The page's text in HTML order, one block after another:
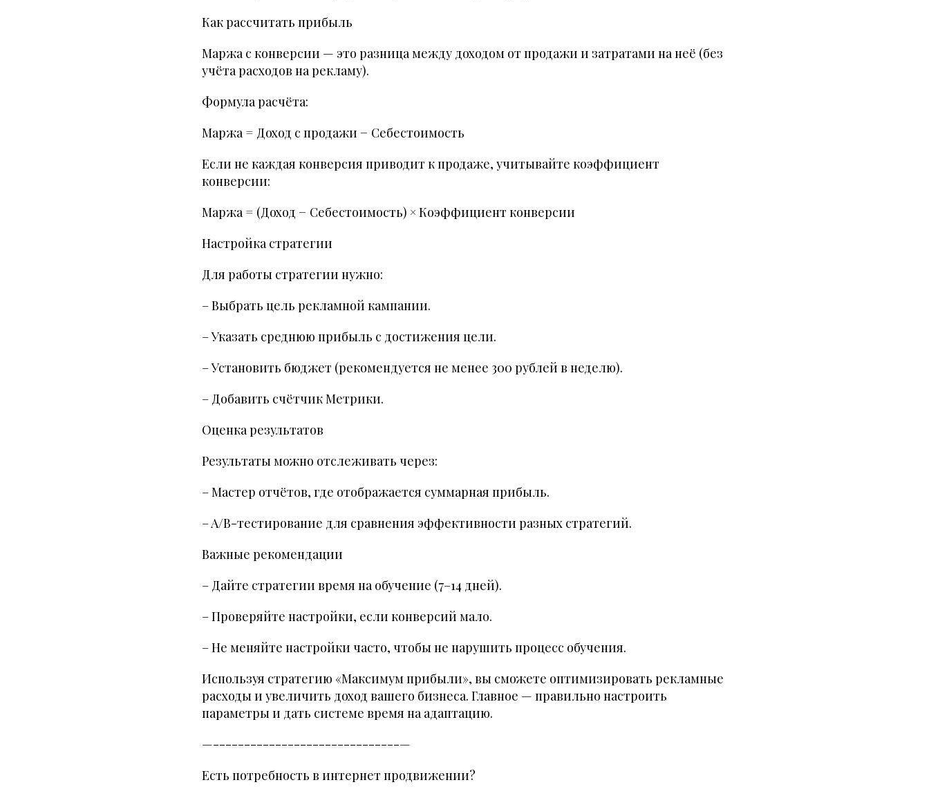
Как рассчитать прибыль
Маржа с конверсии — это разница между доходом от продажи и затратами на неё (без
учёта расходов на рекламу).
Формула расчёта:
Маржа = Доход с продажи − Себестоимость
Если не каждая конверсия приводит к продаже, учитывайте коэффициент
конверсии:
Маржа = (Доход − Себестоимость) × Коэффициент конверсии
Настройка стратегии
Для работы стратегии нужно:
– Выбрать цель рекламной кампании.
– Указать среднюю прибыль с достижения цели.
– Установить бюджет (рекомендуется не менее 300 рублей в неделю).
– Добавить счётчик Метрики.
Оценка результатов
Результаты можно отслеживать через:
– Мастер отчётов, где отображается суммарная прибыль.
– A/B-тестирование для сравнения эффективности разных стратегий.
Важные рекомендации
– Дайте стратегии время на обучение (7–14 дней).
– Проверяйте настройки, если конверсий мало.
– Не меняйте настройки часто, чтобы не нарушить процесс обучения.
Используя стратегию «Максимум прибыли», вы сможете оптимизировать рекламные
расходы и увеличить доход вашего бизнеса. Главное — правильно настроить
параметры и дать системе время на адаптацию.
—------------------------------—
Есть потребность в интернет продвижении?